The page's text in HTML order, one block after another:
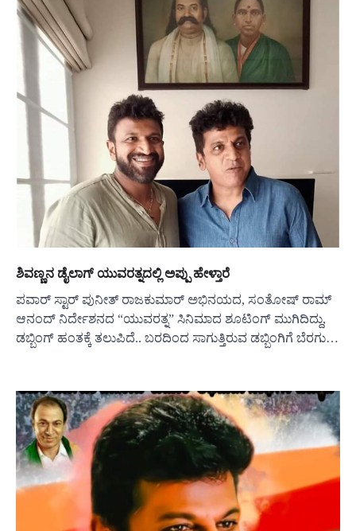
ಶಿವಣ್ಣನ ಡೈಲಾಗ್ ಯುವರತ್ನದಲ್ಲಿ ಅಪ್ಪು ಹೇಳ್ತಾರೆ
ಪವಾರ್ ಸ್ಟಾರ್ ಪುನೀತ್ ರಾಜಕುಮಾರ್ ಅಭಿನಯದ, ಸಂತೋಷ್ ರಾಮ್
ಆನಂದ್ ನಿರ್ದೇಶನದ “ಯುವರತ್ನ” ಸಿನಿಮಾದ ಶೂಟಿಂಗ್ ಮುಗಿದಿದ್ದು,
ಡಬ್ಬಿಂಗ್ ಹಂತಕ್ಕೆ ತಲುಪಿದೆ.. ಬರದಿಂದ ಸಾಗುತ್ತಿರುವ ಡಬ್ಬಿಂಗಿಗೆ ಬೆರಗು…